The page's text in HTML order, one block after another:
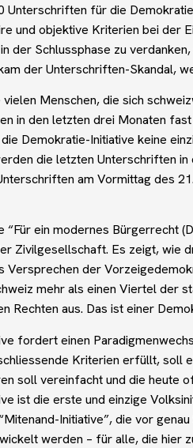
Unterschriften für die
und objektive Kriterien bei der
der Schlussphase zu
der Unterschriften-Skandal,
vielen Menschen, die sich
in den letzten drei Monaten
Demokratie-Initiative keine
die letzten Unterschriften
am Vormittag des
“Für ein modernes Bürgerrecht
Zivilgesellschaft. Es zeigt, wie
Versprechen der
mehr als einen Viertel der
Rechten aus. Das ist einer
fordert einen
Kriterien erfüllt, soll
soll vereinfacht und die heute
ist die erste und einzige
Initiative”, die vor
werden – für alle, die hier